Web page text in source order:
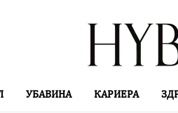
УБАВИНА КАРИЕРА